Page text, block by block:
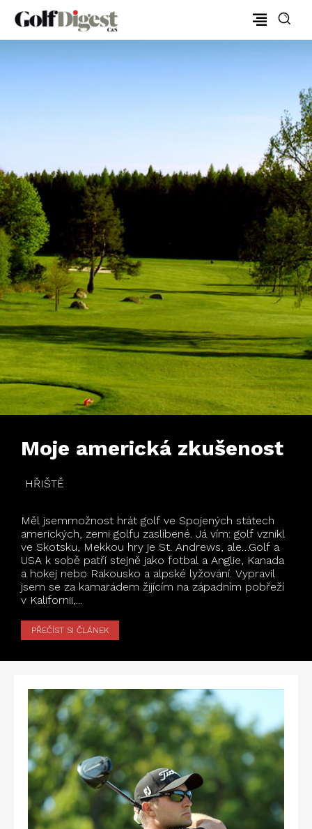
Moje americká zkušenost
HŘIŠTĚ
Měl jsemmožnost hrát golf ve Spojených státech
amerických, zemi golfu zaslíbené. Já vím: golf vznikl
ve Skotsku, Mekkou hry je St. Andrews, ale…Golf a
USA k sobě patří stejně jako fotbal a Anglie, Kanada
a hokej nebo Rakousko a alpské lyžování. Vypravil
jsem se za kamarádem žijícím na západním pobřeží
v Kalifornii,...
PŘEČÍST SI ČLÁNEK